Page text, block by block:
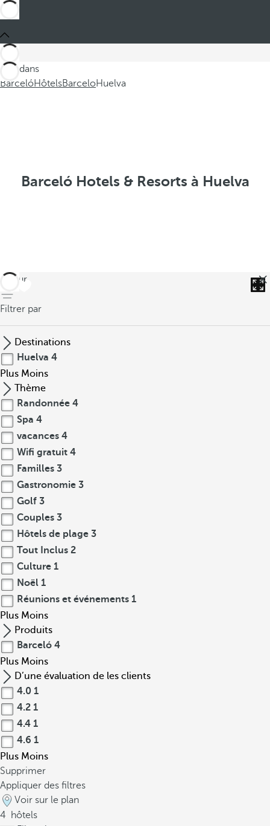
Ces dans
BarcelóHôtelsBarceloHuelva
Barceló Hotels & Resorts à Huelva
retour
Filtrer par
Destinations
Huelva 4
Plus Moins
Thème
Randonnée 4
Spa 4
vacances 4
Wifi gratuit 4
Familles 3
Gastronomie 3
Golf 3
Couples 3
Hôtels de plage 3
Tout Inclus 2
Culture 1
Noël 1
Réunions et événements 1
Plus Moins
Produits
Barceló 4
Plus Moins
D’une évaluation de les clients
4.0 1
4.2 1
4.4 1
4.6 1
Plus Moins
Supprimer
Appliquer des filtres
Voir sur le plan
4
hôtels